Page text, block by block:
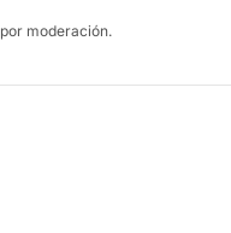
moderación.